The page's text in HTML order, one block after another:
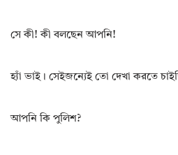
সে কী! কী বলছেন আপনি!
হ্যাঁ ভাই। সেইজন্যেই তো দেখা করতে
আপনি কি পুলিশ?